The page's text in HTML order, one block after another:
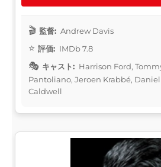
監督: Andrew Davis
評価: IMDb 7.8
キャスト: Harrison Ford,
Pantoliano, Jeroen Krabbé,
Caldwell